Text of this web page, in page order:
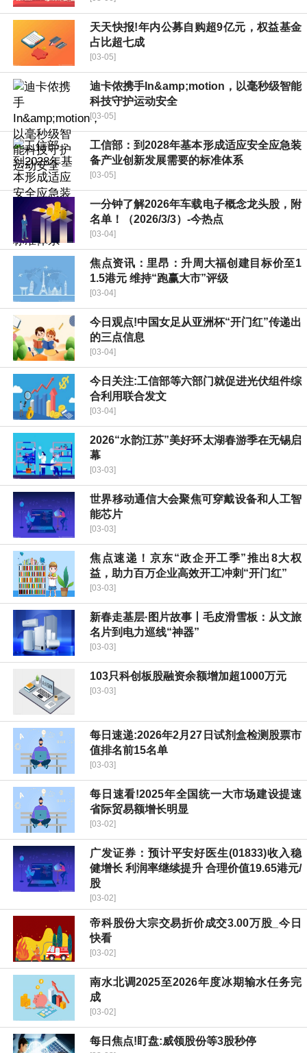
天天快报!年内公募自购超9亿元，权益基金
占比超七成
[03-05]
迪卡侬携手In&amp;motion，以毫秒级智能
科技守护运动安全
[03-05]
工信部：到2028年基本形成适应安全应急装
备产业创新发展需要的标准体系
[03-05]
一分钟了解2026年车载电子概念龙头股，附
名单！（2026/3/3）-今热点
[03-04]
焦点资讯：里昂：升周大福创建目标价至1
1.5港元 维持“跑赢大市”评级
[03-04]
今日观点!中国女足从亚洲杯“开门红”传递出
的三点信息
[03-04]
今日关注:工信部等六部门就促进光伏组件综
合利用联合发文
[03-04]
2026“水韵江苏”美好环太湖春游季在无锡启
幕
[03-03]
世界移动通信大会聚焦可穿戴设备和人工智
能芯片
[03-03]
焦点速递！京东“政企开工季”推出8大权
益，助力百万企业高效开工冲刺“开门红”
[03-03]
新春走基层·图片故事丨毛皮滑雪板：从文旅
名片到电力巡线“神器”
[03-03]
103只科创板股融资余额增加超1000万元
[03-03]
每日速递:2026年2月27日试剂盒检测股票市
值排名前15名单
[03-03]
每日速看!2025年全国统一大市场建设提速
省际贸易额增长明显
[03-02]
广发证券：预计平安好医生(01833)收入稳
健增长 利润率继续提升 合理价值19.65港元/
股
[03-02]
帝科股份大宗交易折价成交3.00万股_今日
快看
[03-02]
南水北调2025至2026年度冰期输水任务完
成
[03-02]
每日焦点!盯盘:威领股份等3股秒停